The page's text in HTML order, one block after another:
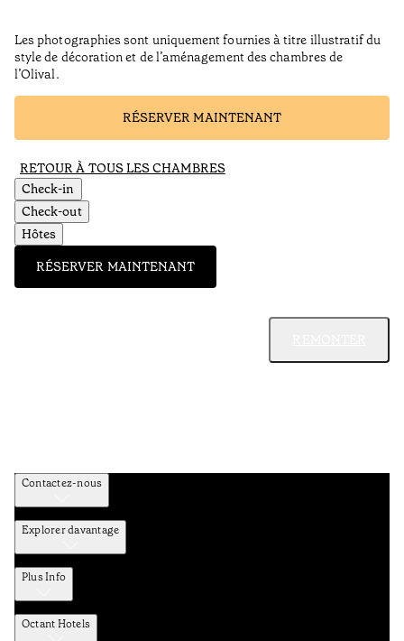
Les photographies sont uniquement fournies à titre illustratif du
style de décoration et de l’aménagement des chambres de
l’Olival.
RÉSERVER MAINTENANT
RETOUR À TOUS LES CHAMBRES
Check-in
Check-out
Hôtes
RÉSERVER MAINTENANT
Contactez-nous
Explorer davantage
Plus Info
Octant Hotels